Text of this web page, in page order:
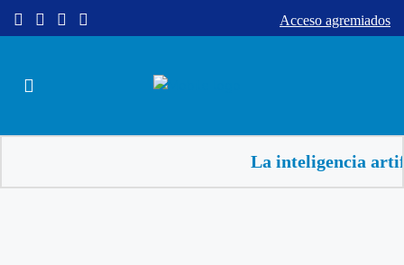
Acceso agremiados
La inteligencia artificial